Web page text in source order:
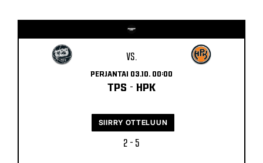
VS.
PERJANTAI 03.10. 00:00
TPS - HPK
2 - 5
SIIRRY OTTELUUN